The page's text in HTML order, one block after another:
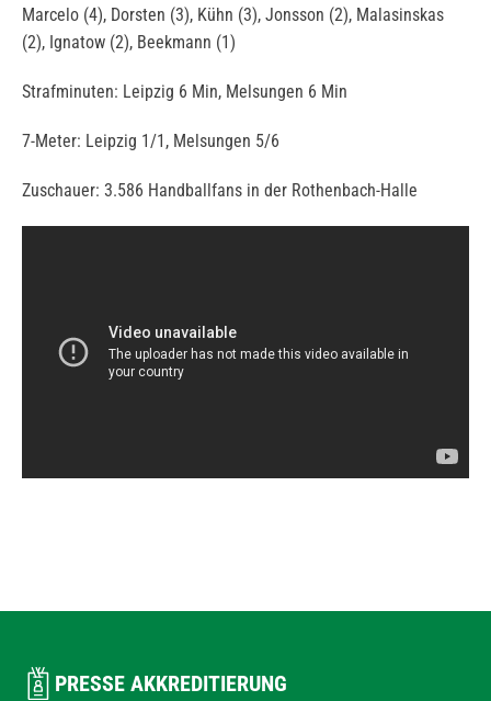
Marcelo (4), Dorsten (3), Kühn (3), Jonsson (2), Malasinskas
(2), Ignatow (2), Beekmann (1)
Strafminuten: Leipzig 6 Min, Melsungen 6 Min
7-Meter: Leipzig 1/1, Melsungen 5/6
Zuschauer: 3.586 Handballfans in der Rothenbach-Halle
PRESSE AKKREDITIERUNG